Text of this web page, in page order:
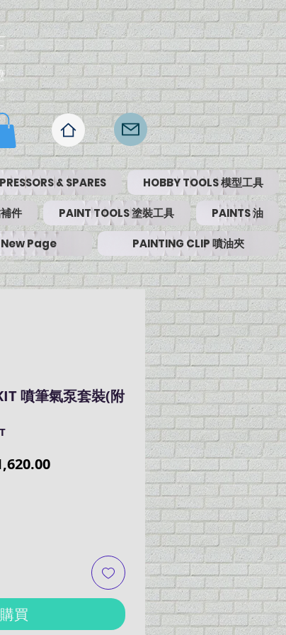
& SPARES HOBBY TOOLS 模型工具
件 PAINT TOOLS 塗裝工具 PAINTS 油
New Page PAINTING CLIP 噴油夾
噴筆氣泵套裝(附
促
買